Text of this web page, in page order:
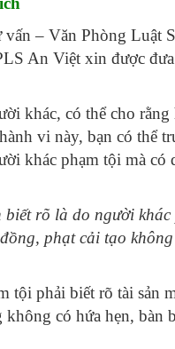
vấn – Văn Phòng Luật
An Việt xin được
khác, có thể cho rằng
vi này, bạn có thể
khác phạm tội mà có
rõ là do người khác
phạt cải tạo
tội phải biết rõ tài sản
có hứa hẹn, bàn